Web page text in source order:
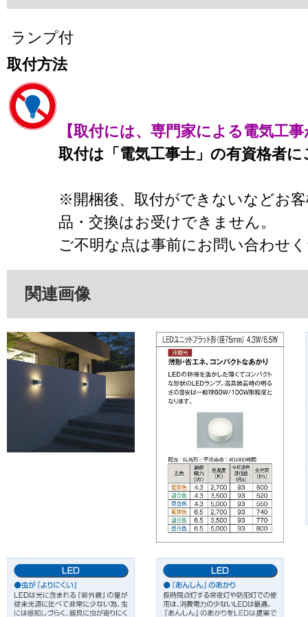
ランプ付
取付方法
【取付には、専門家による電気工
取付は「電気工事士」の有資格者
※開梱後、取付ができないなどお
品・交換はお受けできません。
ご不明な点は事前にお問い合わせ
関連画像